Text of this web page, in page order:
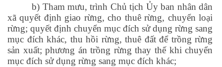
b) Tham mưu, trình Chủ tịch Ủy ban nhân dân
xã quyết định giao rừng, cho thuê rừng, chuyển loại
rừng; quyết định chuyển mục đích sử dụng rừng sang
mục đích khác, thu hồi rừng, thuê đất để trồng rừng
sản xuất; phương án trồng rừng thay thế khi chuyển
mục đích sử dụng rừng sang mục đích khác;